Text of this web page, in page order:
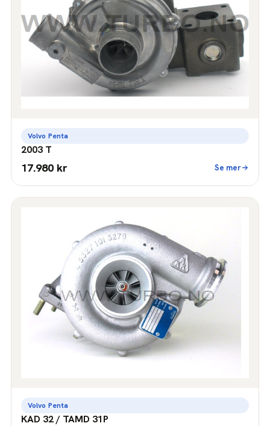
Volvo Penta
2003 T
17.980 kr Se mer
Volvo Penta
KAD 32 / TAMD 31P